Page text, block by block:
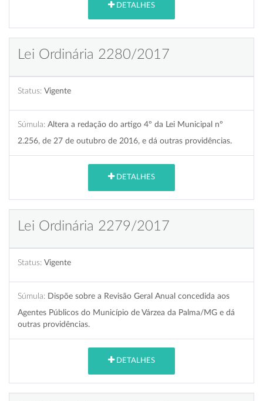
DETALHES
Lei Ordinária 2280/2017
Status: Vigente
Súmula: Altera a redação do artigo 4º da Lei Municipal nº
2.256, de 27 de outubro de 2016, e dá outras providências.
DETALHES
Lei Ordinária 2279/2017
Status: Vigente
Súmula: Dispõe sobre a Revisão Geral Anual concedida aos
Agentes Públicos do Município de Várzea da Palma/MG e dá
outras providências.
DETALHES